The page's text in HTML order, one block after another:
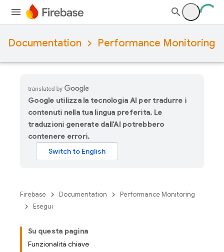
Documentation Performance Monitoring
Google utilizza la tecnologia AI per tradurre i
contenuti nella tua lingua preferita. Le
traduzioni generate dall'AI potrebbero
contenere errori.
Firebase Documentation
Performance Monitoring
Esegui
Su questa pagina
Funzionalità chiave